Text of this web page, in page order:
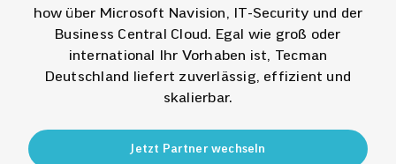
how über Microsoft Navision, IT-Security und der
Business Central Cloud. Egal wie groß oder
international Ihr Vorhaben ist, Tecman
Deutschland liefert zuverlässig, effizient und
skalierbar.
Jetzt Partner wechseln